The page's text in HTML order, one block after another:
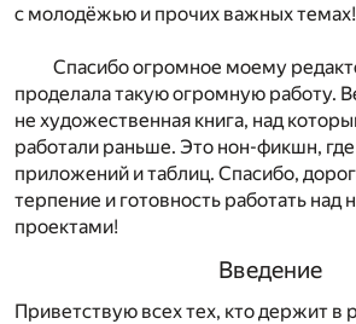
с молодёжью и прочих важных темах!
Спасибо огромное моему
проделала такую огромную работу.
не художественная книга, над
работали раньше. Это нон-фикшн,
приложений и таблиц. Спасибо,
терпение и готовность работать над
проектами!
Введение
Приветствую всех тех, кто держит в